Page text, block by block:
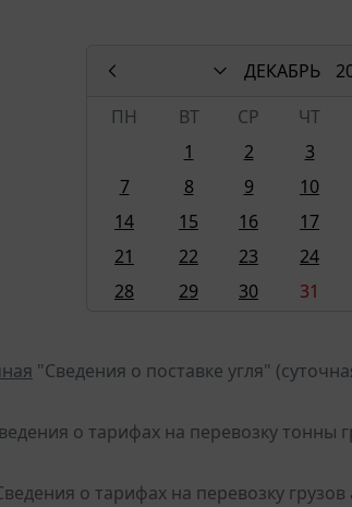
ДЕКАБРЬ
ПН
ВТ СР ЧТ
1
2 3
7
8 9 10
14
15 16 17
21
22 23 24
28
29 30 31
"Сведения о поставке угля"
о тарифах на перевозку
о тарифах на перевозку